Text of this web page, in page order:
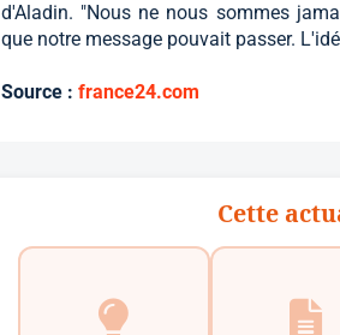
d'Aladin. "Nous ne nous sommes
que notre message pouvait passer.
Source : france24.com
Cette